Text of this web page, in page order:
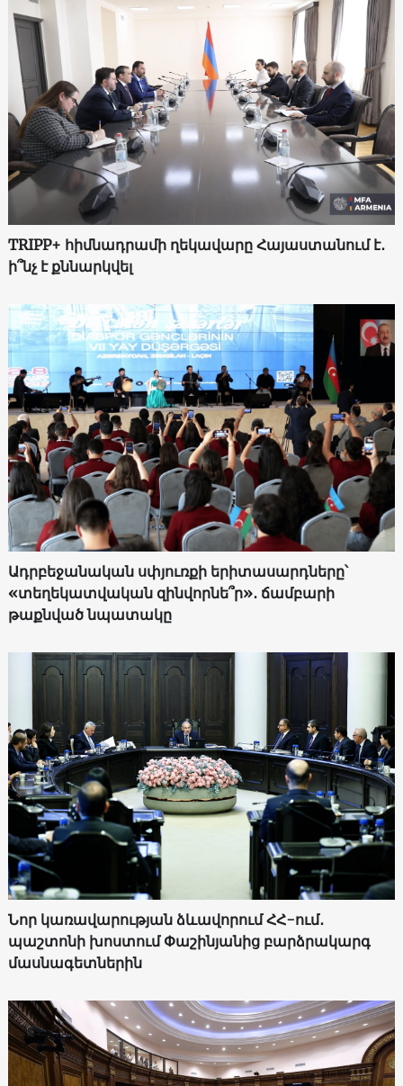
TRIPP+ հիմնադրամի ղեկավարը Հայաստանում է․
ի՞նչ է քննարկվել
Ադրբեջանական սփյուռքի երիտասարդները՝
«տեղեկատվական զինվորնե՞ր»․ ճամբարի
թաքնված նպատակը
Նոր կառավարության ձևավորում ՀՀ-ում․
պաշտոնի խոստում Փաշինյանից բարձրակարգ
մասնագետներին